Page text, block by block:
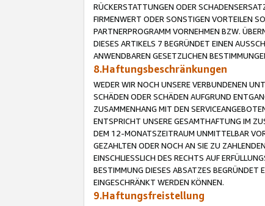
RÜCKERSTATTUNGEN ODER
FIRMENWERT ODER SONSTIGEN VORTEILEN
PARTNERPROGRAMM VORNEHMEN BZW.
DIESES ARTIKELS 7 BEGRÜNDET EINEN
ANWENDBAREN GESETZLICHEN
8.Haftungsbeschränkungen
WEDER WIR NOCH UNSERE VERBUNDENEN
SCHÄDEN ODER SCHÄDEN AUFGRUND
ZUSAMMENHANG MIT DEN
ENTSPRICHT UNSERE GESAMTHAFTUNG IM
DEM 12-MONATSZEITRAUM UNMITTELBAR
GEZAHLTEN ODER NOCH AN SIE ZU
EINSCHLIESSLICH DES RECHTS AUF
BESTIMMUNG DIESES ABSATZES BEGRÜNDET
EINGESCHRÄNKT WERDEN KÖNNEN.
9.Haftungsfreistellung